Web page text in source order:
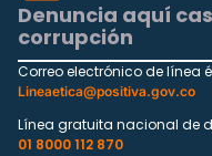
Denuncia aquí
corrupción
Correo electrónico de línea
Lineaetica@positiva.gov.co
Línea gratuita nacional de
01 8000 112 870